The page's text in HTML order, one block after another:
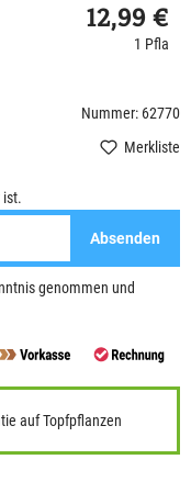
12,99 €
1 Pfla
Nummer: 62770
Merkliste
ist.
Absenden
genommen und
auf Topfpflanzen